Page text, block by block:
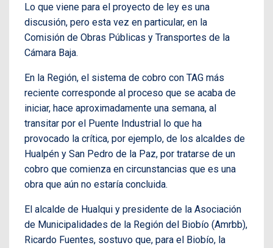
Lo que viene para el proyecto de ley es una
discusión, pero esta vez en particular, en la
Comisión de Obras Públicas y Transportes de la
Cámara Baja.
En la Región, el sistema de cobro con TAG más
reciente corresponde al proceso que se acaba de
iniciar, hace aproximadamente una semana, al
transitar por el Puente Industrial lo que ha
provocado la crítica, por ejemplo, de los alcaldes de
Hualpén y San Pedro de la Paz, por tratarse de un
cobro que comienza en circunstancias que es una
obra que aún no estaría concluida.
El alcalde de Hualqui y presidente de la Asociación
de Municipalidades de la Región del Biobío (Amrbb),
Ricardo Fuentes, sostuvo que, para el Biobío, la